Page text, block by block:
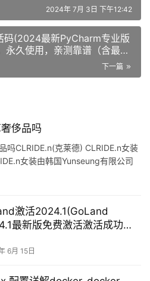
2024年 7月 3日 下午12:42
码(2024最新PyCharm专业版
永久使用，亲测靠谱（含最新
下一篇
侈品吗
吗CLRIDE.n(克莱德) CLRIDE.n女装
女装由韩国Yunseung有限公司
女装时装被誉为
激活2024.1(GoLand
最新版免费激活激活成功教
持续更新永久维护)
6月 15日